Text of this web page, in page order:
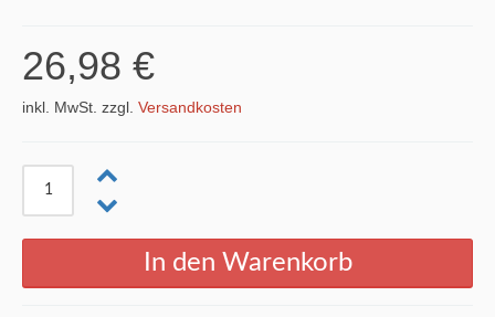
26,98 €
inkl. MwSt. zzgl. Versandkosten